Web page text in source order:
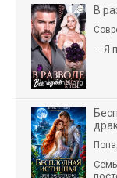
В
— Я